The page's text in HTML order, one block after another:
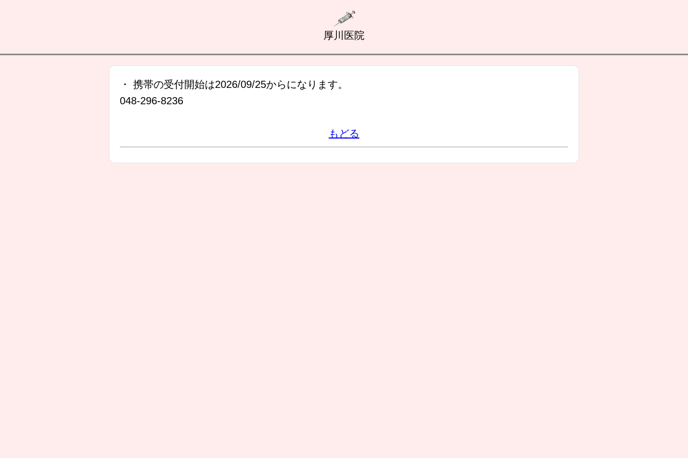
厚川医院
・ 携帯の受付開始は2026/09/25からになります。
048-296-8236
もどる